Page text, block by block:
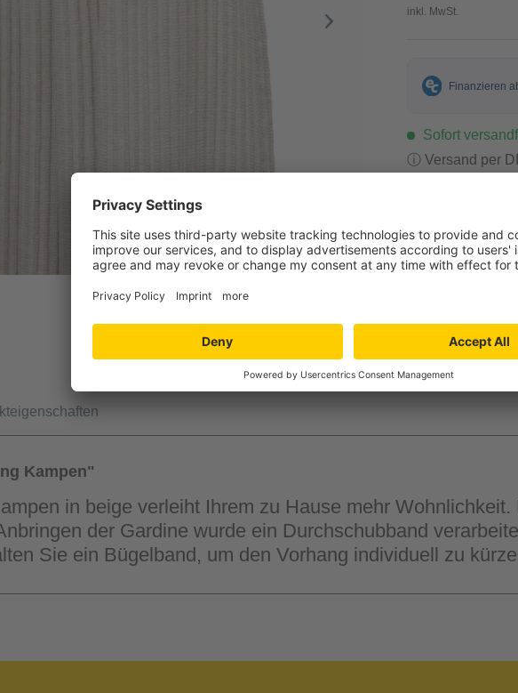
inkl. MwSt.
Sofort
ⓘ Versand per
-
Verfügbarkeit
Filiale
Kampen"
in beige verleiht Ihrem zu Hause mehr
der Gardine wurde ein Durchschubband
Sie ein Bügelband, um den Vorhang individuell zu